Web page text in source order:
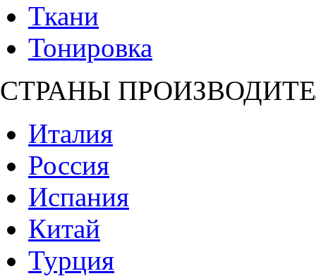
Ткани
Тонировка
СТРАНЫ
Италия
Россия
Испания
Китай
Турция